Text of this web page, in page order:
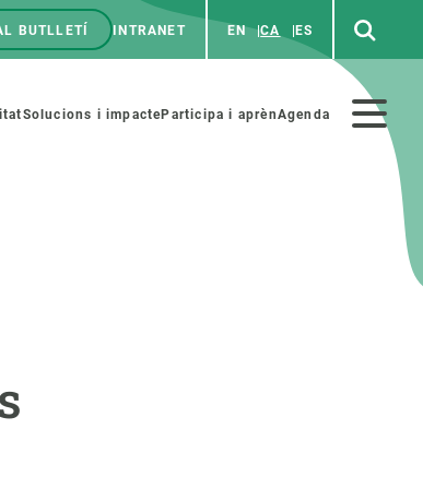
BUTLLETÍ INTRANET EN CA ES
Solucions i impacteParticipa i aprènAgenda
amb nosaltres